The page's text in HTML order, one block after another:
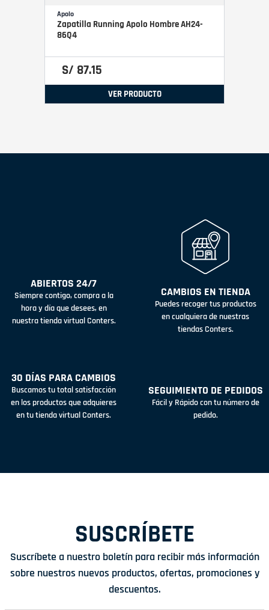
Apolo
Zapatilla Running Apolo Hombre AH24-
86Q4
S/ 87.15
VER PRODUCTO
ABIERTOS 24/7
Siempre contigo, compra a la
hora y día que desees, en
nuestra tienda virtual Conters.
CAMBIOS EN TIENDA
Puedes recoger tus productos
en cualquiera de nuestras
tiendas Conters.
30 DÍAS PARA CAMBIOS
Buscamos tu total satisfacción
en los productos que adquieres
en tu tienda virtual Conters.
SEGUIMIENTO DE PEDIDOS
Fácil y Rápido con tu número de
pedido.
SUSCRÍBETE
Suscríbete a nuestro boletín para recibir más información
sobre nuestros nuevos productos, ofertas, promociones y
descuentos.